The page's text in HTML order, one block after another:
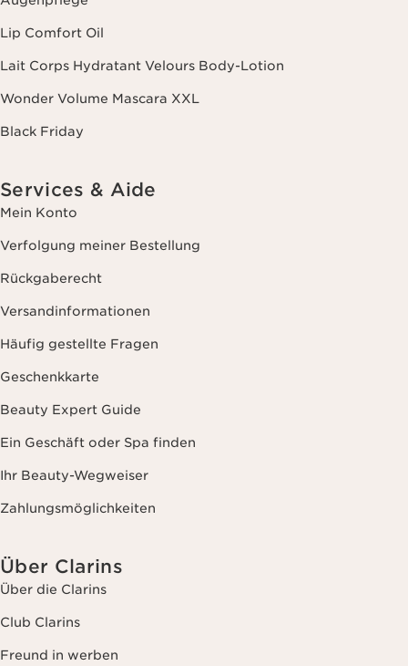
Lip Comfort Oil
Lait Corps Hydratant Velours Body-Lotion
Wonder Volume Mascara XXL
Black Friday
Services & Aide
Mein Konto
Verfolgung meiner Bestellung
Rückgaberecht
Versandinformationen
Häufig gestellte Fragen
Geschenkkarte
Beauty Expert Guide
Ein Geschäft oder Spa finden
Ihr Beauty-Wegweiser
Zahlungsmöglichkeiten
Über Clarins
Über die Clarins
Club Clarins
Freund in werben